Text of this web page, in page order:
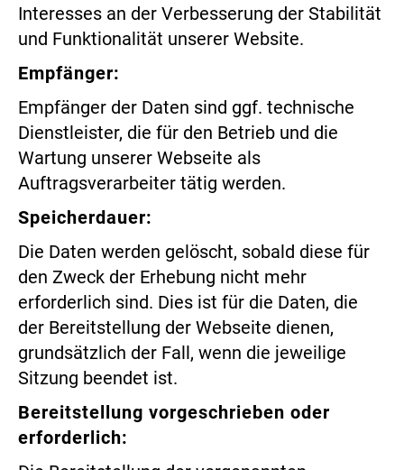
Interesses an der Verbesserung der Stabilität
und Funktionalität unserer Website.
Empfänger:
Empfänger der Daten sind ggf. technische
Dienstleister, die für den Betrieb und die
Wartung unserer Webseite als
Auftragsverarbeiter tätig werden.
Speicherdauer:
Die Daten werden gelöscht, sobald diese für
den Zweck der Erhebung nicht mehr
erforderlich sind. Dies ist für die Daten, die
der Bereitstellung der Webseite dienen,
grundsätzlich der Fall, wenn die jeweilige
Sitzung beendet ist.
Bereitstellung vorgeschrieben oder
erforderlich: